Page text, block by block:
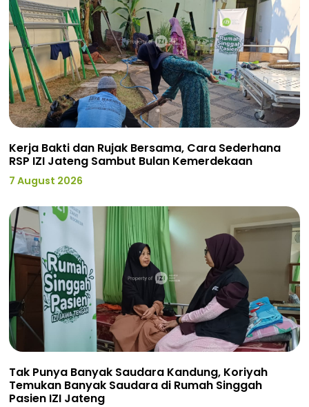
Kerja Bakti dan Rujak Bersama, Cara Sederhana
RSP IZI Jateng Sambut Bulan Kemerdekaan
7 August 2026
Tak Punya Banyak Saudara Kandung, Koriyah
Temukan Banyak Saudara di Rumah Singgah
Pasien IZI Jateng